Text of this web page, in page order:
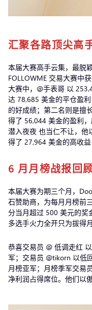
汇聚各路顶尖高
本届大赛高手云集，最脱
FOLLOWME 交易大赛中
大赛中，@手表哥 以
达 78,685 美金的平仓盈
的好成绩；第二名则是擅
得了 56,044 美金的盈利
潜入夜夜 也当仁不让，
得了 27,964 美金的高收益
6 月月榜战报回
本届大赛为期三个月，
石赞助商，为每月月榜前
分当月超过 500 美元的奖
多选手火力全开只为拔得
恭喜交易员 @ 低调走红
军；交易员 @tikorn 以低
月榜亚军；月榜季军交易
净利润占得席位。他们以